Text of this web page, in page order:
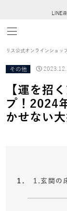
LINE
リス公式オンラインショッ
その他
【運を招
プ！2024
かせない
1.玄関の